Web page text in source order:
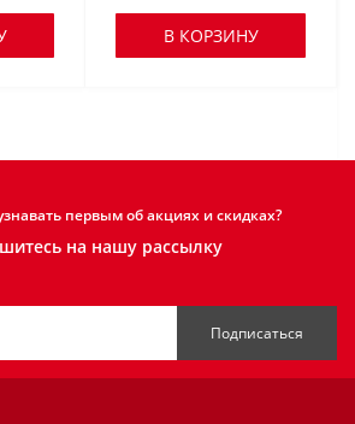
В КОРЗИНУ
первым об акциях и скидках?
на нашу рассылку
Подписаться